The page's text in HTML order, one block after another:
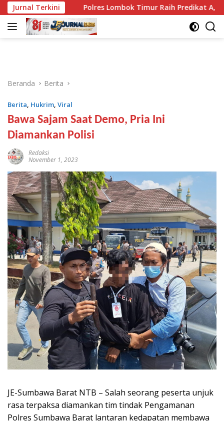
Langsung
ke
konten
Jurnal TerkiniPolres Lombok Timur Raih Predikat A, Tertinggi di
Beranda Berita
Berita, Hukrim, Viral
Bawa Sajam Saat Demo, Pria Ini
Diamankan Polisi
Redaksi
November 1, 2023
JE-Sumbawa Barat NTB – Salah seorang peserta unjuk
rasa terpaksa diamankan tim tindak Pengamanan
Polres Sumbawa Barat lantaran kedapatan membawa